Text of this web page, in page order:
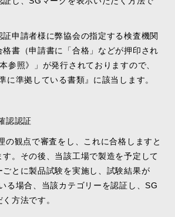
証申請者様に弊協会の指定する検査機関
書（申請書に「合格」などが押印され
参照》」が発行されておりますので、
に準拠している書類』に該当します。
認認証
の観点で審査をし、これに合格しますと
。その後、当該工場で製造を予定して
ごとに製品試験を実施し、試験結果が
る場合、当該カテゴリーを認証し、SG
方法です。